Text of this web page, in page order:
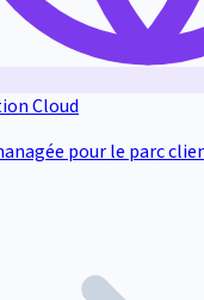
Cloud
pour le parc